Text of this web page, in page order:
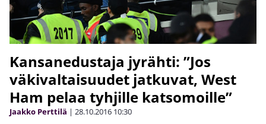
Kansanedustaja jyrähti: ”Jos
väkivaltaisuudet jatkuvat, West
Ham pelaa tyhjille katsomoille”
Jaakko Perttilä | 28.10.2016 10:30